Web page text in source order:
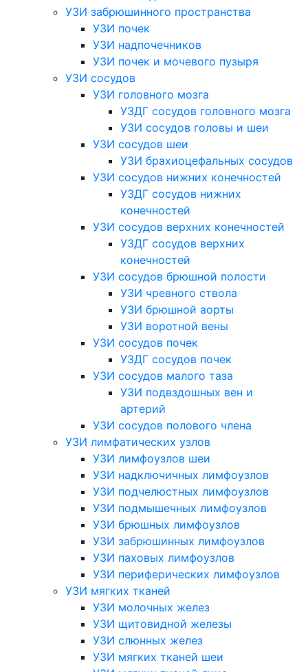
УЗИ забрюшинного пространства
УЗИ почек
УЗИ надпочечников
УЗИ почек и мочевого пузыря
УЗИ сосудов
УЗИ головного мозга
УЗДГ сосудов головного мозга
УЗИ сосудов головы и шеи
УЗИ сосудов шеи
УЗИ брахиоцефальных сосудов
УЗИ сосудов нижних конечностей
УЗДГ сосудов нижних
конечностей
УЗИ сосудов верхних конечностей
УЗДГ сосудов верхних
конечностей
УЗИ сосудов брюшной полости
УЗИ чревного ствола
УЗИ брюшной аорты
УЗИ воротной вены
УЗИ сосудов почек
УЗДГ сосудов почек
УЗИ сосудов малого таза
УЗИ подвздошных вен и
артерий
УЗИ сосудов полового члена
УЗИ лимфатических узлов
УЗИ лимфоузлов шеи
УЗИ надключичных лимфоузлов
УЗИ подчелюстных лимфоузлов
УЗИ подмышечных лимфоузлов
УЗИ брюшных лимфоузлов
УЗИ забрюшинных лимфоузлов
УЗИ паховых лимфоузлов
УЗИ периферических лимфоузлов
УЗИ мягких тканей
УЗИ молочных желез
УЗИ щитовидной железы
УЗИ слюнных желез
УЗИ мягких тканей шеи